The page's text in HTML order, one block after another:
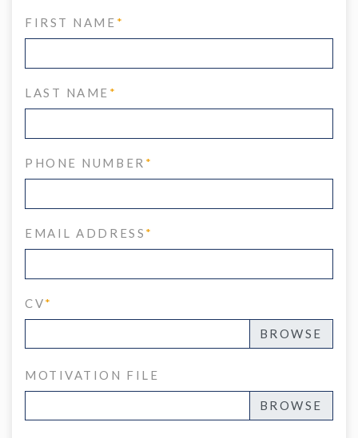
FIRST NAME *
LAST NAME *
PHONE NUMBER *
EMAIL ADDRESS *
CV*
MOTIVATION FILE